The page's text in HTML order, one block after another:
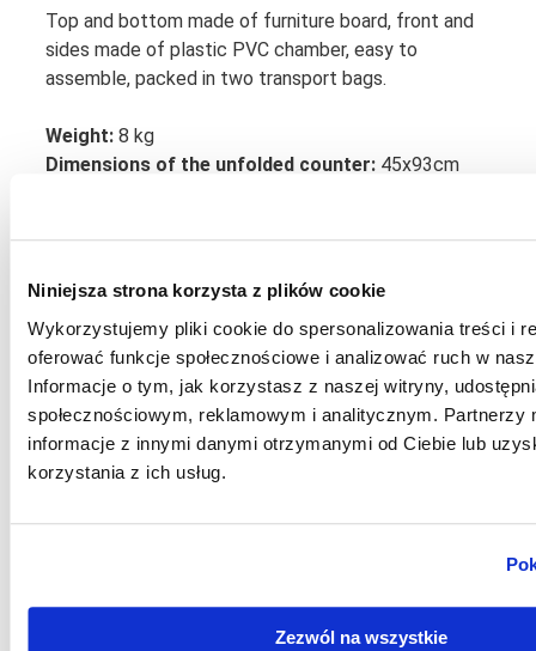
Niniejsza strona korzysta z plików cookie
Wykorzystujemy pliki cookie do spersonalizowania treści i
oferować funkcje społecznościowe i analizować ruch w
Informacje o tym, jak korzystasz z naszej witryny,
społecznościowym, reklamowym i analitycznym. Partnerzy
informacje z innymi danymi otrzymanymi od Ciebie lub
korzystania z ich usług.
Zezwól na wszystkie
Top and bottom made of furniture board, front and
sides made of plastic PVC chamber, easy to
assemble, packed in two transport bags.
Weight: 8 kg
Dimensions of the unfolded counter: 45x93cm
monomeric foil + additionally laminate.